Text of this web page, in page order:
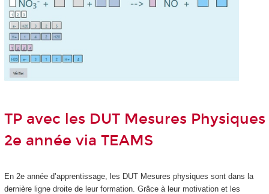
TP avec les DUT Mesures Physiques
2e année via TEAMS
En 2eannée d’apprentissage, les DUT Mesures physiques sont dans la
dernière ligne droite de leur formation. Grâce à leur motivation et les